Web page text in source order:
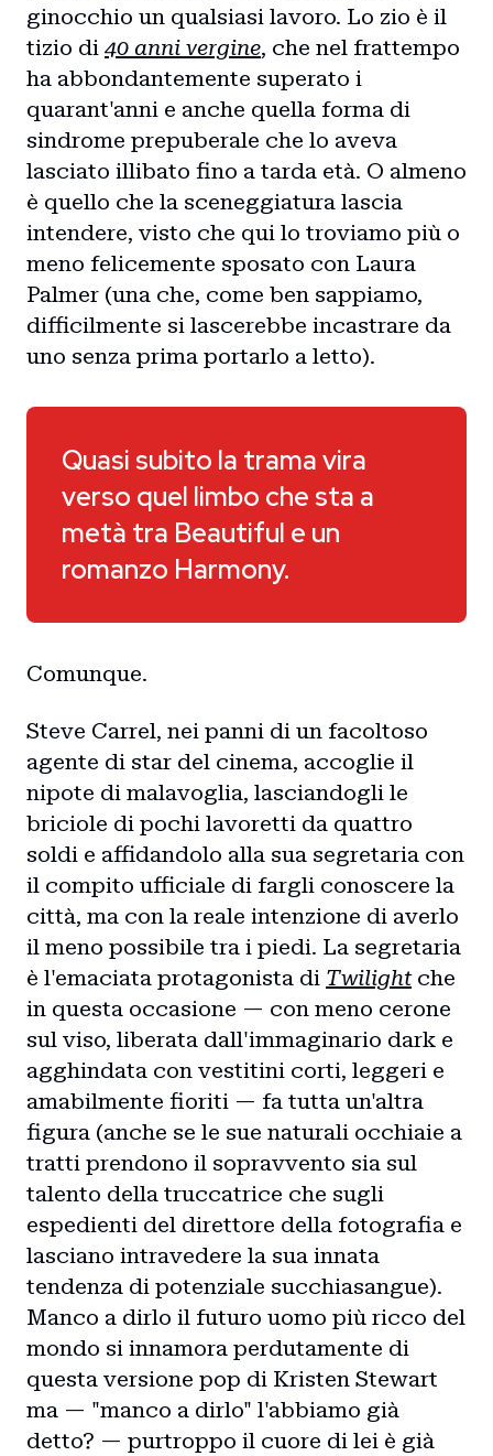
Home
Intro
ginocchio un qualsiasi lavoro. Lo zio è il
tizio di 40 anni vergine, che nel frattempo
ha abbondantemente superato i
quarant'anni e anche quella forma di
sindrome prepuberale che lo aveva
lasciato illibato fino a tarda età. O almeno
è quello che la sceneggiatura lascia
intendere, visto che qui lo troviamo più o
meno felicemente sposato con Laura
Palmer (una che, come ben sappiamo,
difficilmente si lascerebbe incastrare da
uno senza prima portarlo a letto).
Quasi subito la trama vira
verso quel limbo che sta a
metà tra Beautiful e un
romanzo Harmony.
Comunque.
Steve Carrel, nei panni di un facoltoso
agente di star del cinema, accoglie il
nipote di malavoglia, lasciandogli le
briciole di pochi lavoretti da quattro
soldi e affidandolo alla sua segretaria con
il compito ufficiale di fargli conoscere la
città, ma con la reale intenzione di averlo
il meno possibile tra i piedi. La segretaria
è l'emaciata protagonista di Twilightche
in questa occasione — con meno cerone
sul viso, liberata dall'immaginario dark e
agghindata con vestitini corti, leggeri e
amabilmente fioriti — fa tutta un'altra
figura (anche se le sue naturali occhiaie a
tratti prendono il sopravvento sia sul
talento della truccatrice che sugli
espedienti del direttore della fotografia e
lasciano intravedere la sua innata
tendenza di potenziale succhiasangue).
Manco a dirlo il futuro uomo più ricco del
mondo si innamora perdutamente di
questa versione pop di Kristen Stewart
ma — "manco a dirlo" l'abbiamo già
detto? — purtroppo il cuore di lei è già